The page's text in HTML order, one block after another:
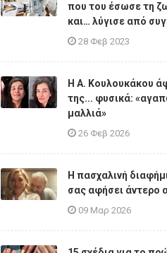
που του έσωσε τη
και… λύγισε από
28 Φεβ 2023
Η A. Κουλουκάκου
της... φυσικά:
μαλλιά»
26 Φεβ 2026
Η πασχαλινή
σας αφήσει άντερο
09 Μαρ 2026